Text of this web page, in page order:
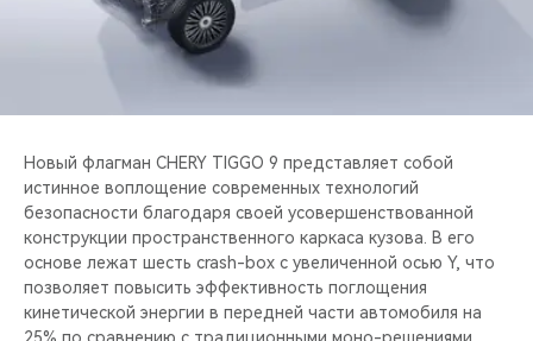
Новый флагман CHERY TIGGO 9 представляет собой
истинное воплощение современных технологий
безопасности благодаря своей усовершенствованной
конструкции пространственного каркаса кузова. В его
основе лежат шесть crash-box с увеличенной осью Y, что
позволяет повысить эффективность поглощения
кинетической энергии в передней части автомобиля на